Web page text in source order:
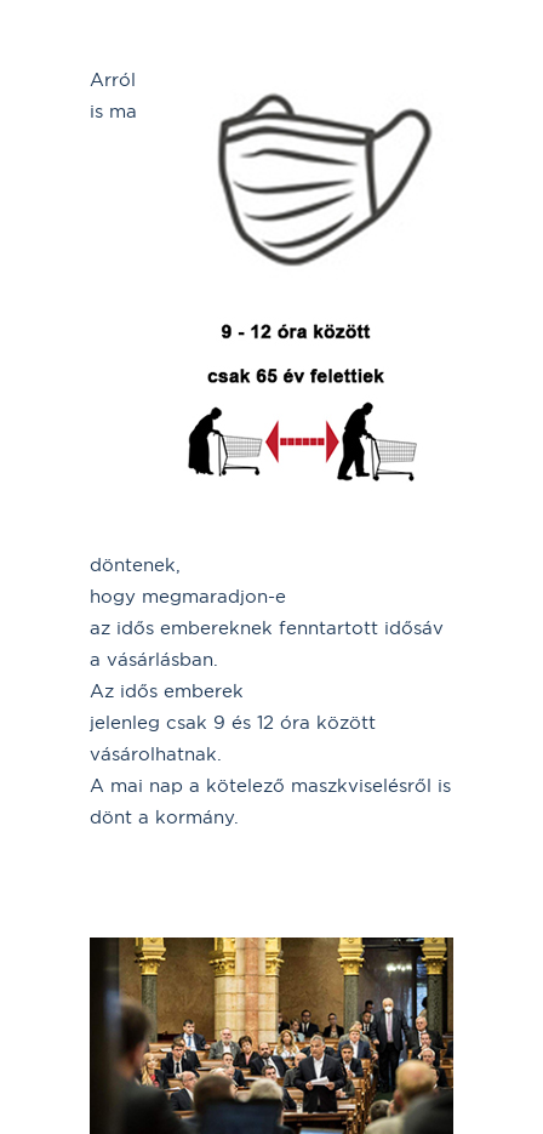
Arról
is ma
döntenek,
hogy megmaradjon-e
az idős embereknek fenntartott idősáv
a vásárlásban.
Az idős emberek
jelenleg csak 9 és 12 óra között
vásárolhatnak.
A mai nap a kötelező maszkviselésről is
dönt a kormány.